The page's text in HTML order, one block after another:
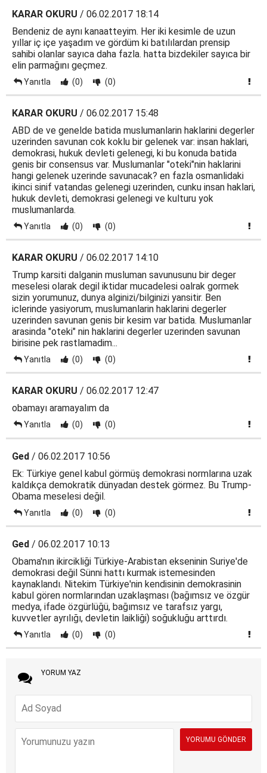
KARAR OKURU / 06.02.2017 18:14
Bendeniz de aynı kanaatteyim. Her iki kesimle de uzun
yıllar iç içe yaşadım ve gördüm ki batılılardan prensip
sahibi olanlar sayıca daha fazla. hatta bizdekiler sayıca bir
elin parmağını geçmez.
Yanıtla (0) (0)
KARAR OKURU / 06.02.2017 15:48
ABD de ve genelde batida muslumanlarin haklarini degerler
uzerinden savunan cok koklu bir gelenek var: insan haklari,
demokrasi, hukuk devleti gelenegi, ki bu konuda batida
genis bir consensus var. Muslumanlar "oteki"nin haklarini
hangi gelenek uzerinde savunacak? en fazla osmanlidaki
ikinci sinif vatandas gelenegi uzerinden, cunku insan haklari,
hukuk devleti, demokrasi gelenegi ve kulturu yok
muslumanlarda.
Yanıtla (0) (0)
KARAR OKURU / 06.02.2017 14:10
Trump karsiti dalganin musluman savunusunu bir deger
meselesi olarak degil iktidar mucadelesi oalrak gormek
sizin yorumunuz, dunya alginizi/bilginizi yansitir. Ben
iclerinde yasiyorum, muslumanlarin haklarini degerler
uzerinden savunan genis bir kesim var batida. Muslumanlar
arasinda "oteki" nin haklarini degerler uzerinden savunan
birisine pek rastlamadim...
Yanıtla (0) (0)
KARAR OKURU / 06.02.2017 12:47
obamayı aramayalım da
Yanıtla (0) (0)
Ged / 06.02.2017 10:56
Ek: Türkiye genel kabul görmüş demokrasi normlarına uzak
kaldıkça demokratik dünyadan destek görmez. Bu Trump-
Obama meselesi değil.
Yanıtla (0) (0)
Ged / 06.02.2017 10:13
Obama'nın ikircikliği Türkiye-Arabistan ekseninin Suriye'de
demokrasi değil Sünni hattı kurmak istemesinden
kaynaklandı. Nitekim Türkiye'nin kendisinin demokrasinin
kabul gören normlarından uzaklaşması (bağımsız ve özgür
medya, ifade özgürlüğü, bağımsız ve tarafsız yargı,
kuvvetler ayrılığı, devletin laikliği) soğukluğu arttırdı.
Yanıtla (0) (0)
YORUM YAZ